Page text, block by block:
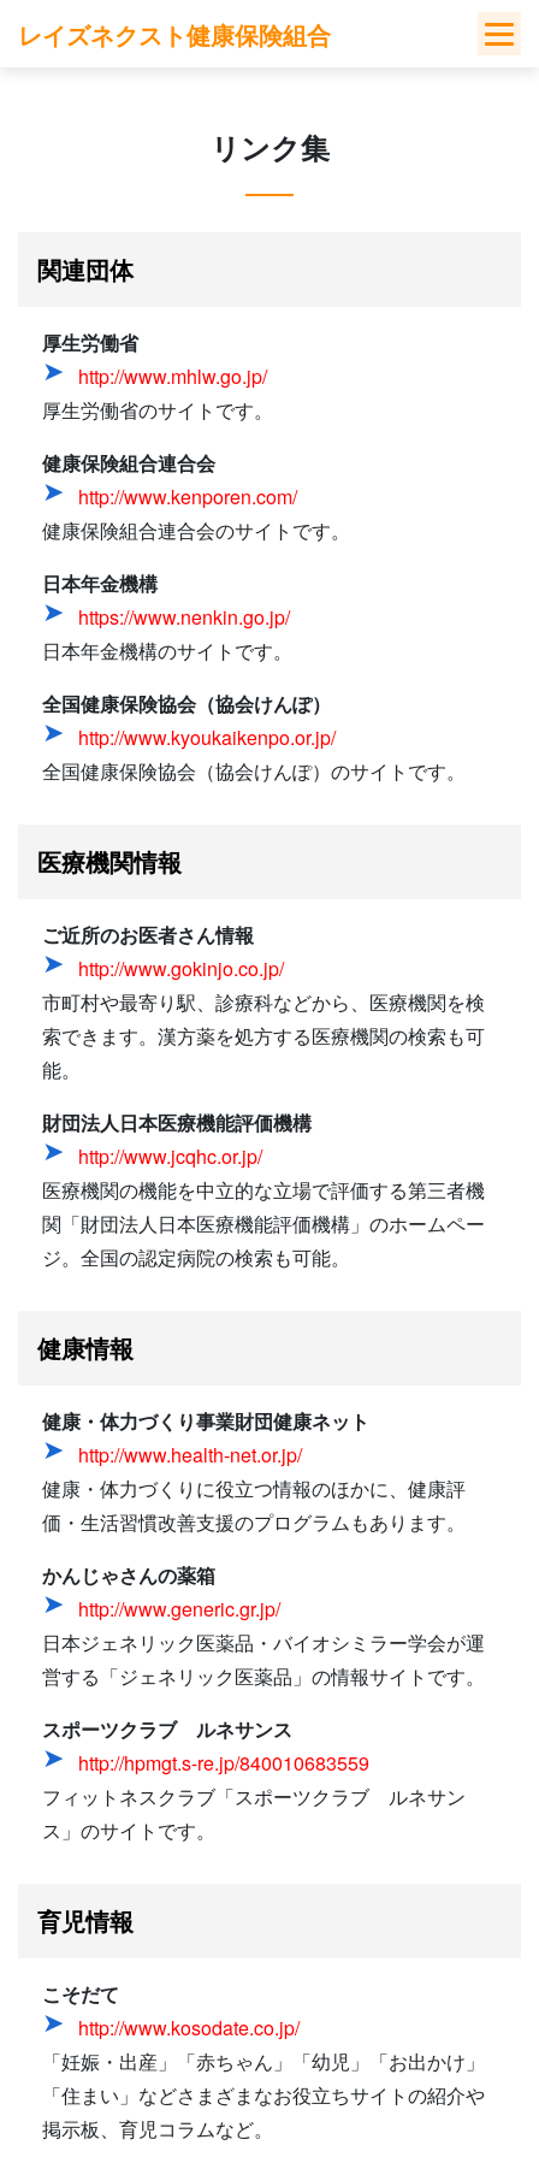
レイズネクスト健康保険組合
リンク集
関連団体
厚生労働省
http://www.mhlw.go.jp/
厚生労働省のサイトです。
健康保険組合連合会
http://www.kenporen.com/
健康保険組合連合会のサイトです。
日本年金機構
https://www.nenkin.go.jp/
日本年金機構のサイトです。
全国健康保険協会（協会けんぽ）
http://www.kyoukaikenpo.or.jp/
全国健康保険協会（協会けんぽ）のサイトです。
医療機関情報
ご近所のお医者さん情報
http://www.gokinjo.co.jp/
市町村や最寄り駅、診療科などから、医療機関を検
索できます。漢方薬を処方する医療機関の検索も可
能。
財団法人日本医療機能評価機構
http://www.jcqhc.or.jp/
医療機関の機能を中立的な立場で評価する第三者機
関「財団法人日本医療機能評価機構」のホームペー
ジ。全国の認定病院の検索も可能。
健康情報
健康・体力づくり事業財団健康ネット
http://www.health-net.or.jp/
健康・体力づくりに役立つ情報のほかに、健康評
価・生活習慣改善支援のプログラムもあります。
かんじゃさんの薬箱
http://www.generic.gr.jp/
日本ジェネリック医薬品・バイオシミラー学会が運
営する「ジェネリック医薬品」の情報サイトです。
スポーツクラブ ルネサンス
http://hpmgt.s-re.jp/840010683559
フィットネスクラブ「スポーツクラブ ルネサン
ス」のサイトです。
育児情報
こそだて
http://www.kosodate.co.jp/
「妊娠・出産」「赤ちゃん」「幼児」「お出かけ」
「住まい」などさまざまなお役立ちサイトの紹介や
掲示板、育児コラムなど。